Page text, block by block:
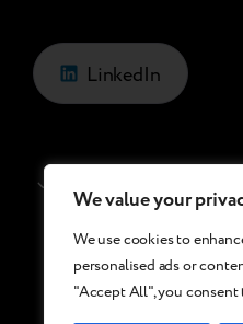
We value your
We use cookies to
personalised ads or
"Accept All", you
LinkedIn
Georgia